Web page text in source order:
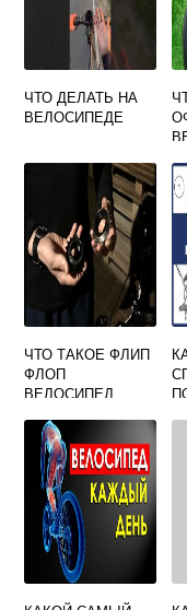
ЧТО ДЕЛАТЬ НА
ВЕЛОСИПЕДЕ
ЧТО ТАКОЕ ФЛИП
ФЛОП
ВЕЛОСИПЕД